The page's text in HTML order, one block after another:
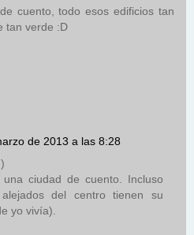
cuento, todo esos edificios tan
tan verde :D
de 2013 a las 8:28
ciudad de cuento. Incluso
del centro tienen su
yo vivía).